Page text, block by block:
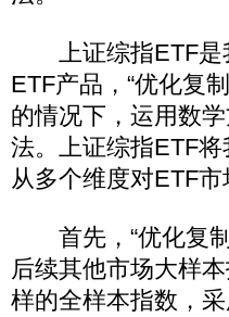
上证综指ETF是我
ETF产品，“优化复
的情况下，运用数
法。上证综指ETF
从多个维度对ETF
首先，“优化复制
后续其他市场大样
样的全样本指数，